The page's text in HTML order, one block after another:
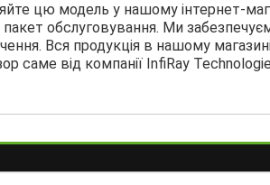
цю модель у нашому інтернет-
обслуговування. Ми
Вся продукція в нашому
саме від компанії InfiRay